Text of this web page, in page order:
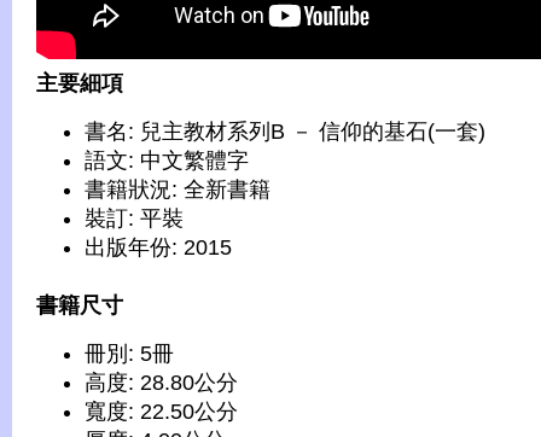
主要細項
書名: 兒主教材系列B － 信仰的基石(一套)
語文: 中文繁體字
書籍狀況: 全新書籍
裝訂: 平裝
出版年份: 2015
書籍尺寸
冊別: 5冊
高度: 28.80公分
寬度: 22.50公分